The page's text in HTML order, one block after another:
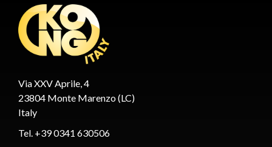
Via XXV Aprile, 4
23804 Monte Marenzo (LC)
Italy
Tel. +39 0341 630506